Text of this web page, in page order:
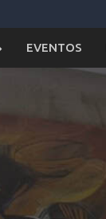
EVENTOS